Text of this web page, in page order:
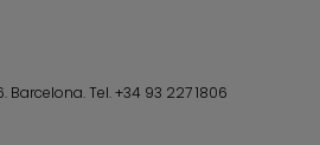
Barcelona.Tel.+34 93 227 1806